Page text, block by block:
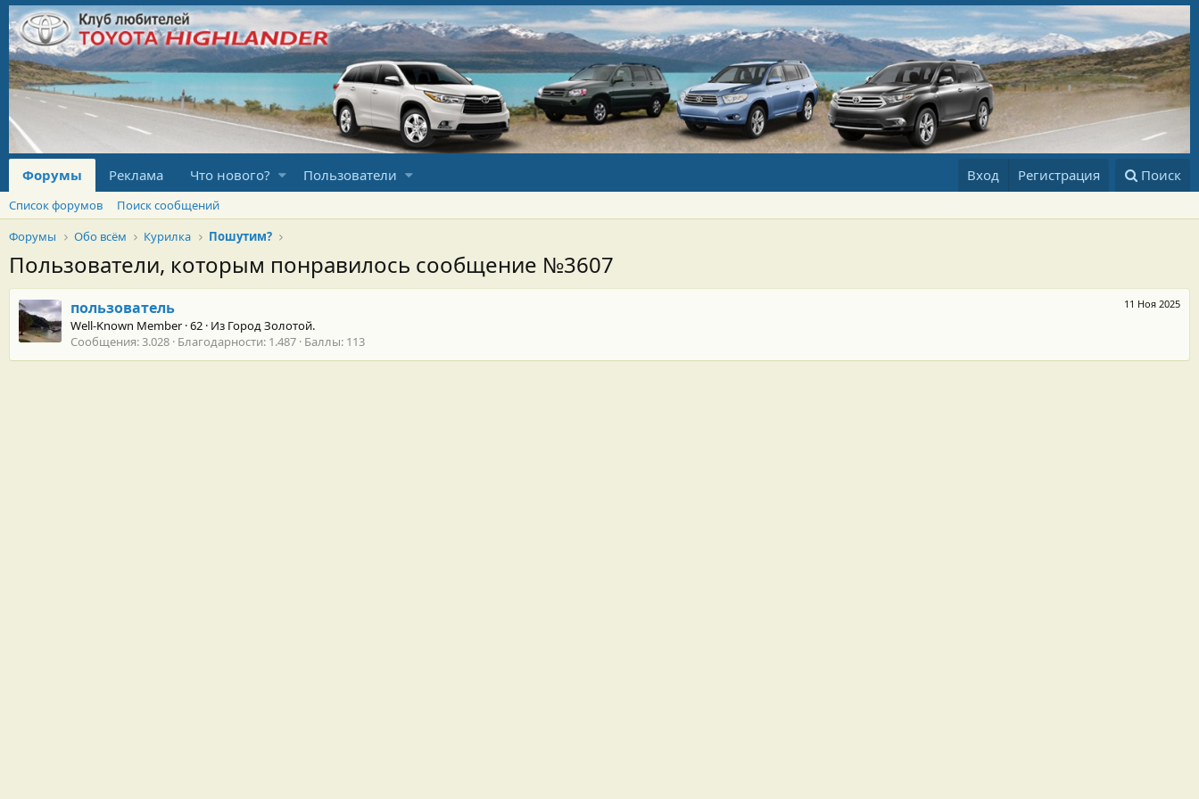
Форумы Реклама Что нового? Пользователи Вход Регистрация Поиск
Список форумов
Поиск сообщений
Форумы
Обо всём Курилка Пошутим?
Пользователи, которым понравилось сообщение №3607
11 Ноя 2025
пользователь
Well-Known Member ·62 · Из Город Золотой.
Сообщения 3.028 Благодарности 1.487 Баллы 113